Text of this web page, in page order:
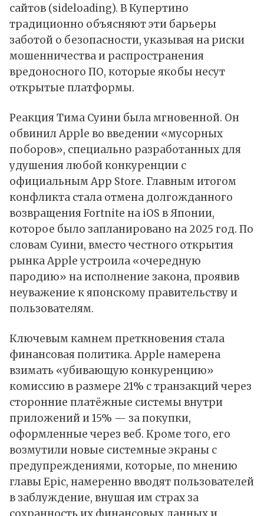
сайтов (sideloading). В Купертино
традиционно объясняют эти барьеры
заботой о безопасности, указывая на риски
мошенничества и распространения
вредоносного ПО, которые якобы несут
открытые платформы.
Реакция Тима Суини была мгновенной. Он
обвинилApple во введении «мусорных
поборов», специально разработанных для
удушения любой конкуренции с
официальным App Store. Главным итогом
конфликта стала отмена долгожданного
возвращения Fortnite на iOS в Японии,
которое было запланировано на 2025 год. По
словам Суини, вместо честного открытия
рынка Apple устроила «очередную
пародию» на исполнение закона, проявив
неуважение к японскому правительству и
пользователям.
Ключевым камнем преткновения стала
финансовая политика. Apple намерена
взимать «убивающую конкуренцию»
комиссию в размере 21% с транзакций через
сторонние платёжные системы внутри
приложений и 15% — за покупки,
оформленные через веб. Кроме того, его
возмутили новые системные экраны с
предупреждениями, которые, по мнению
главы Epic, намеренно вводят пользователей
в заблуждение, внушая им страх за